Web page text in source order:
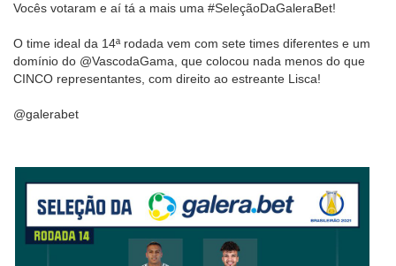
Vocês votaram e aí tá a mais uma #SeleçãoDaGaleraBet!
O time ideal da 14ª rodada vem com sete times diferentes e um
domínio do @VascodaGama, que colocou nada menos do que
CINCO representantes, com direito ao estreante Lisca!
@galerabet